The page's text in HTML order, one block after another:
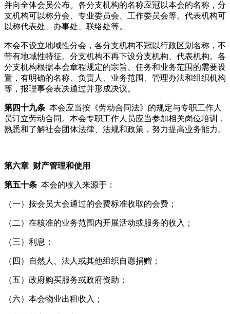
并向全体会员公布。各分支机构的名称应冠以本会的名称，分
支机构可以称分会、专业委员会、工作委员会等。代表机构可
以称代表处、办事处、联络处等。
本会不设立地域性分会，各分支机构不冠以行政区划名称，不
带有地域性特征。分支机构不再下设分支机构、代表机构。各
分支机构根据本会章程规定的宗旨、任务和业务范围的需要设
置，有明确的名称、负责人、业务范围、管理办法和组织机构
等，报理事会表决通过并形成决议。
第四十九条 本会应当按《劳动合同法》的规定与专职工作人
员订立劳动合同。本会专职工作人员应当参加相关岗位培训，
熟悉和了解社会团体法律、法规和政策，努力提高业务能力。
第六章 财产管理和使用
第五十条 本会的收入来源于：
（一）按会员大会通过的会费标准收取的会费；
（二）在核准的业务范围内开展活动或服务的收入；
（三）利息；
（四）自然人、法人或其他组织自愿捐赠；
（五）政府购买服务或政府资助；
（六）本会物业出租收入；